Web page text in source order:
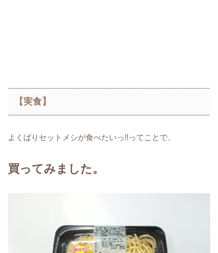
【実食】
よくばりセットメシが食べたいっ!!ってことで、
買ってみました。